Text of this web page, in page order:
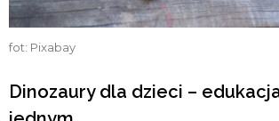
fot: Pixabay
Dinozaury dla dzieci –